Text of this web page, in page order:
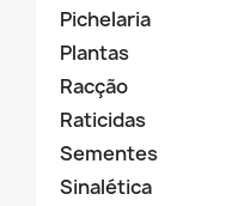
Pichelaria
Plantas
Racção
Raticidas
Sementes
Sinalética